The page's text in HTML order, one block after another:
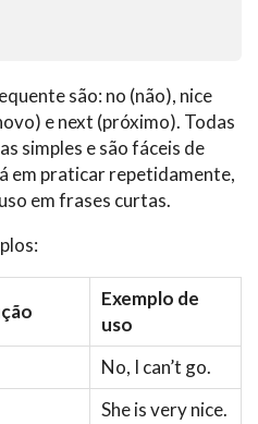
são: no (não), nice
e next (próximo). Todas
simples e são fáceis de
em praticar repetidamente,
em frases curtas.
Exemplo de
uso
No, I can’t go.
She is very nice.